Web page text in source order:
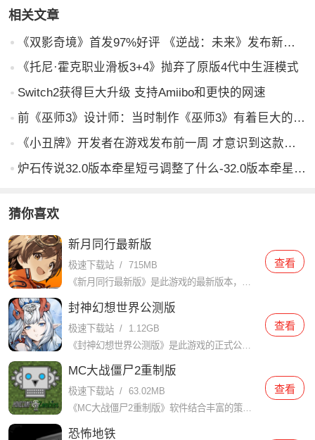
相关文章
《双影奇境》首发97%好评 《逆战：未来》发布新实机
《托尼·霍克职业滑板3+4》抛弃了原版4代中生涯模式
Switch2获得巨大升级 支持Amiibo和更快的网速
前《巫师3》设计师：当时制作《巫师3》有着巨大的风险
《小丑牌》开发者在游戏发布前一周 才意识到这款游戏多有趣
炉石传说32.0版本牵星短弓调整了什么-32.0版本牵星短弓调整一览
猜你喜欢
新月同行最新版
极速下载站 / 715MB
《新月同行最新版》是此游戏的最新版本，让你可以玩最新的内容，游戏中玩家将扮演一个探险家，跟随新月同行，探索神秘的岛屿，解决各种谜题，收集宝藏，并与其他玩家一起合作完成任务。游戏画面精美，音效逼真，玩法
查看
封神幻想世界公测版
极速下载站 /
1.12GB
《封神幻想世界公测版》是此游戏的正式公测版，让你可以和你朋友一起玩，游戏提供了大量的主线和支线任务，玩家可以选择不同的职业和技能进行定制化培养。无论你是喜欢打怪升级，还是想参加社交活动，游戏都能满足你
查看
MC大战僵尸2重制版
极速下载站 / 63.02MB
《MC大战僵尸2重制版》软件结合丰富的策略元素和创意游戏设计，玩家将面对来自不同时间线的僵尸袭击，必须使用各种植物保卫家园。在不同的时空场景中，玩家将体验到独特的关卡设计和全新的敌人类型，让你欲罢不能
查看
恐怖地铁